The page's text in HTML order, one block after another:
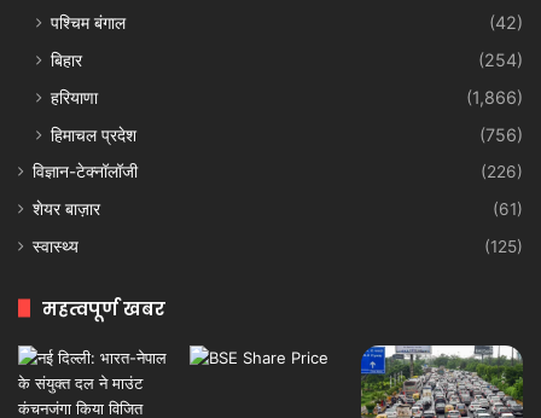
पश्चिम बंगाल
(42)
बिहार
(254)
हरियाणा
(1,866)
हिमाचल प्रदेश
(756)
विज्ञान-टेक्नॉलॉजी
(226)
शेयर बाज़ार
(61)
स्वास्थ्य
(125)
महत्वपूर्ण खबर